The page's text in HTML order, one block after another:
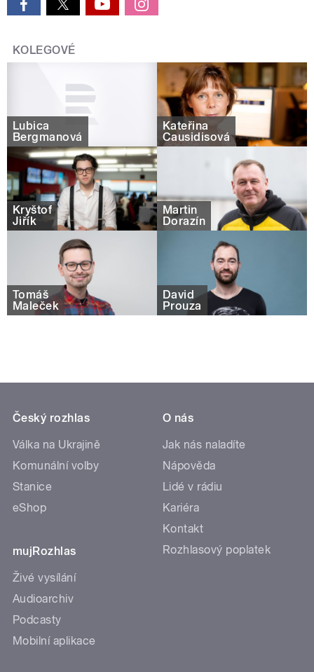
KOLEGOVÉ
Lubica
Bergmanová
Kateřina
Causidisová
Kryštof
Jiřík
Martin
Dorazín
Tomáš
Maleček
David
Prouza
Český rozhlas
Válka na Ukrajině
Komunální volby
Stanice
eShop
mujRozhlas
Živé vysílání
Audioarchiv
Podcasty
Mobilní aplikace
O nás
Jak nás naladíte
Nápověda
Lidé v rádiu
Kariéra
Kontakt
Rozhlasový poplatek